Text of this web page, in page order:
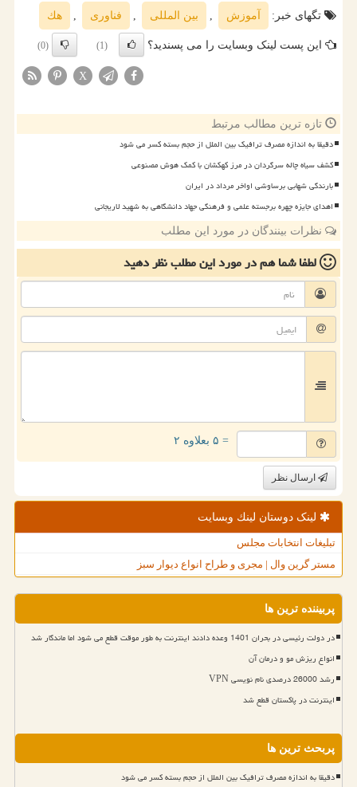
تگهای خبر:
آموزش , بین المللی , فناوری , هك
این پست لینک وبسایت را می پسندید؟ (1)
(0)
X
تازه ترین مطالب مرتبط
دقیقا به اندازه مصرف ترافیک بین الملل از حجم بسته کسر می شود
کشف سیاه چاله سرگردان در مرز کهکشان با کمک هوش مصنوعی
بارندگی شهابی برساوشی اواخر مرداد در ایران
اهدای جایزه چهره برجسته علمی و فرهنگی جهاد دانشگاهی به شهید لاریجانی
نظرات بینندگان در مورد این مطلب
لطفا شما همدر مورد این مطلبنظر دهید
= ۵ بعلاوه ۲
ارسال نظر
لینک دوستان لینك وبسایت
تبلیغات انتخابات مجلس
مستر گرین وال | مجری و طراح انواع دیوار سبز
پربیننده ترین ها
در دولت رئیسی در بحران 1401 وعده دادند اینترنت به طور موقت قطع می شود اما ماندگار شد
انواع ریزش مو و درمان آن
رشد 26000 درصدی نام نویسی VPN
اینترنت در پاکستان قطع شد
پربحث ترین ها
دقیقا به اندازه مصرف ترافیک بین الملل از حجم بسته کسر می شود